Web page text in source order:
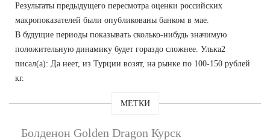
Результаты предыдущего пересмотра оценки российских
макропоказателей были опубликованы банком в мае.
В будущие периоды показывать сколько-нибудь значимую
положительную динамику будет гораздо сложнее. Улька2
писал(а): Да неет, из Турции возят, на рынке по 100-150 рублей
кг.
МЕТКИ
Болденон Golden Dragon Курск